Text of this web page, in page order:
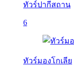
ทัวร์ปากีสถาน
6
ทัวร์มองโกเลีย